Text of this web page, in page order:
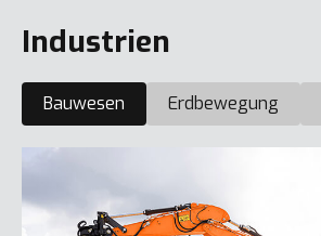
Industrien
Bauwesen Erdbewegung